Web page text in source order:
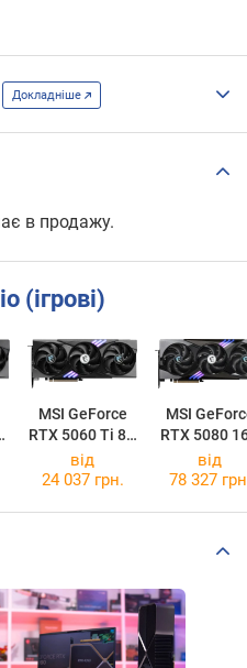
Докладніше
в продажу.
(ігрові)
MSI GeForce
RTX 5060 Ti 8G
GAMING TRIO
OC
MSI
RTX 5080
GAMING
OC
від
24 037 грн.
від
78 327